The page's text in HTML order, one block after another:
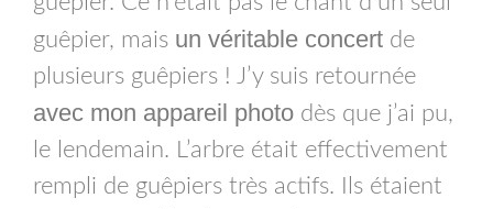
guêpier, mais un véritable concert de
plusieurs guêpiers ! J’y suis retournée
avec mon appareil photo dès que j’ai pu,
le lendemain. L’arbre était effectivement
rempli de guêpiers très actifs. Ils étaient